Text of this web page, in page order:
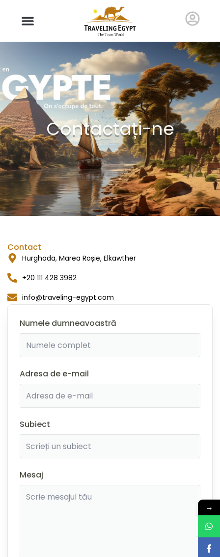
Contactați-ne
Contact
Hurghada, Marea Roșie, Elkawther
+20 111 428 3982
info@traveling-egypt.com
Numele dumneavoastră
Adresa de e-mail
Subiect
Mesaj
→